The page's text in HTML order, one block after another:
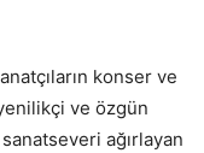
konser ve
ve özgün
ağırlayan